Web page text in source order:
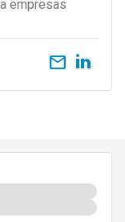
empresas
email